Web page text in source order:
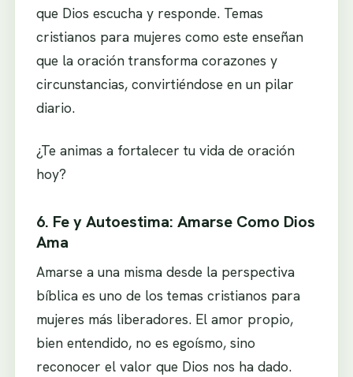
que Dios escucha y responde. Temas
cristianos para mujeres como este enseñan
que la oración transforma corazones y
circunstancias, convirtiéndose en un pilar
diario.
¿Te animas a fortalecer tu vida de oración
hoy?
6. Fe y Autoestima: Amarse Como Dios
Ama
Amarse a una misma desde la perspectiva
bíblica es uno de los temas cristianos para
mujeres más liberadores. El amor propio,
bien entendido, no es egoísmo, sino
reconocer el valor que Dios nos ha dado.